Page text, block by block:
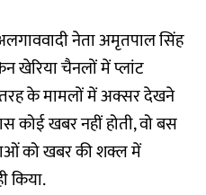
नेता अमृतपाल सिंह
खेरिया चैनलों में प्लांट
तरह के मामलों में अक्सर देखने
कोई खबर नहीं होती, वो बस
को खबर की शक्ल में
किया.